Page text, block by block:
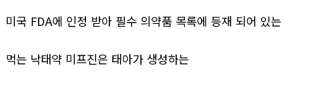
미국 FDA에 인정 받아 필수 의약품 목록에 등재 되어 있는
먹는 낙태약 미프진은 태아가 생성하는